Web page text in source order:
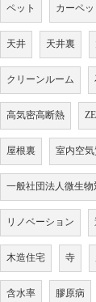
ペット カーペッ
天井 天井裏
クリーンルーム
高気密高断熱
屋根裏 室内空気
一般社団法人微生物
リノベーション
木造住宅 寺
含水率 膠原病